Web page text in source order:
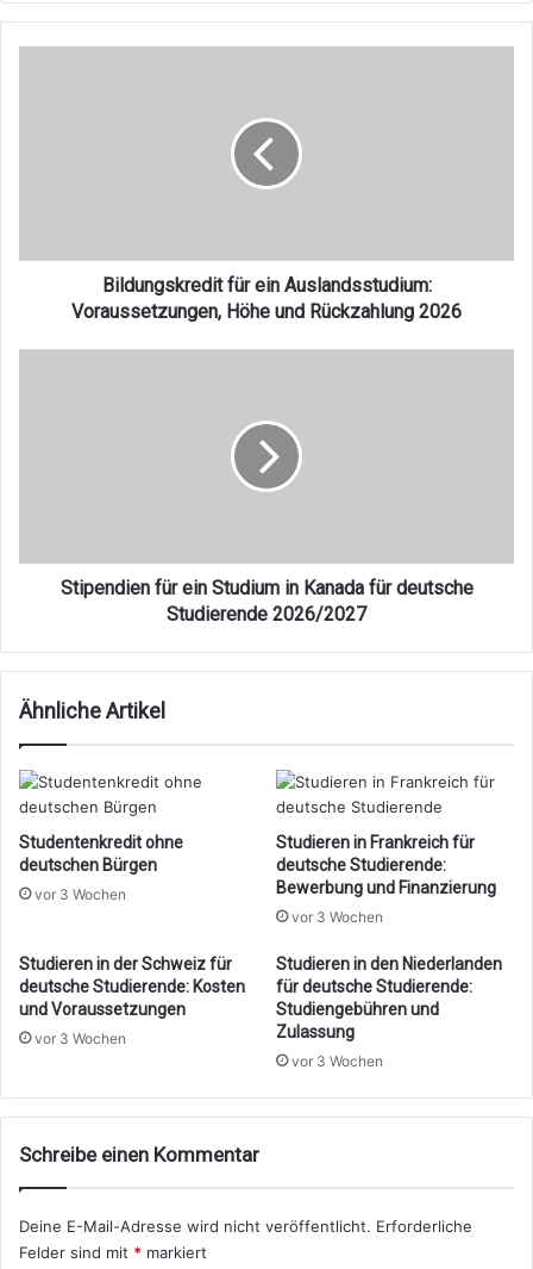
2026
Bildungskredit für ein Auslandsstudium:
Voraussetzungen, Höhe und Rückzahlung 2026
Studierende
2026/2027Stipendien für ein Studium in Kanada für deutsche
Studierende 2026/2027
Ähnliche Artikel
Studentenkredit ohne
deutschen Bürgen
vor 3 Wochen
Studieren in Frankreich für
deutsche Studierende:
Bewerbung und Finanzierung
vor 3 Wochen
Studieren in der Schweiz für
deutsche Studierende: Kosten
und Voraussetzungen
vor 3 Wochen
Studieren in den Niederlanden
für deutsche Studierende:
Studiengebühren und
Zulassung
vor 3 Wochen
Schreibe einen Kommentar
Deine E-Mail-Adresse wird nicht veröffentlicht. Erforderliche
Felder sind mit * markiert